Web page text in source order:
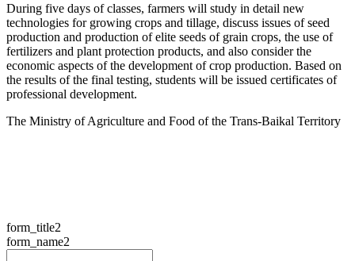
During five days of classes, farmers will study in detail new
technologies for growing crops and tillage, discuss issues of seed
production and production of elite seeds of grain crops, the use of
fertilizers and plant protection products, and also consider the
economic aspects of the development of crop production. Based on
the results of the final testing, students will be issued certificates of
professional development.
The Ministry of Agriculture and Food of the Trans-Baikal Territory
form_title2
form_name2